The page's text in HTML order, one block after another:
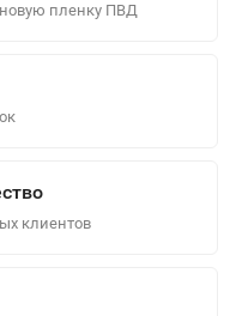
пленку ПВД
клиентов